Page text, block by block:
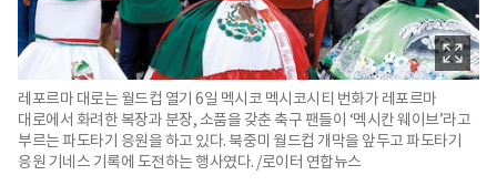
레포르마 대로는 월드컵 열기 6일 멕시코 멕시코시티 번화가 레포르마
대로에서 화려한 복장과 분장, 소품을 갖춘 축구 팬들이 ‘멕시칸 웨이브’라고
부르는 파도타기 응원을 하고 있다. 북중미 월드컵 개막을 앞두고 파도타기
응원 기네스 기록에 도전하는 행사였다. /로이터 연합뉴스